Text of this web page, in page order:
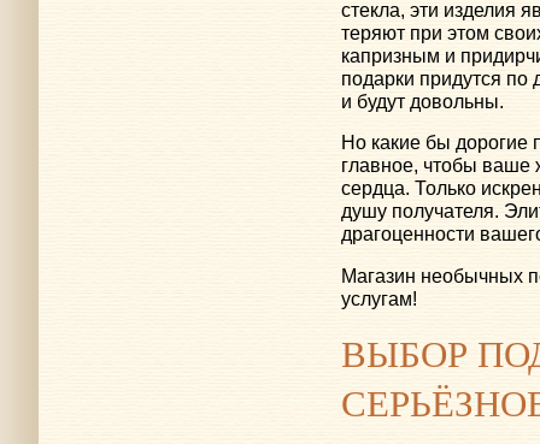
стекла, эти изделия
теряют при этом
капризным и
подарки придутся
и будут довольны.
Но какие бы
главное, чтобы ваше
сердца. Только
душу получателя.
драгоценности
Магазин необычных
услугам!
ВЫБОР